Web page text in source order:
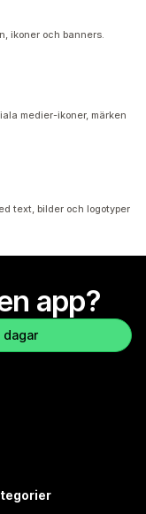
ikoner och banners.
medier-ikoner, märken
text, bilder och logotyper
app?
dagar